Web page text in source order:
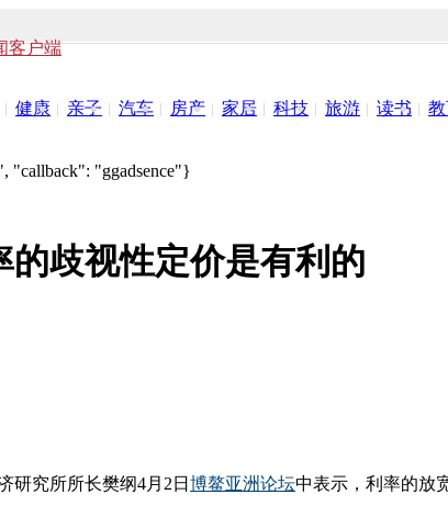
客户端
健康 亲子 汽车 房产 家居 科技 旅游 读书
"callback": "ggadsence"}
歧视性定价是有利的
研究所所长樊纲4月2日 博鳌亚洲论坛中表示，利率的放